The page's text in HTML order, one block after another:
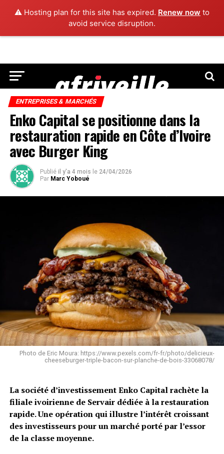
⚠️ Hosting plan for this site has expired. Renew now to
avoid service disruption.
ENTREPRISES & MARCHÉS
Enko Capital se positionne dans la
restauration rapide en Côte d’Ivoire
avec Burger King
Publié il y'a 4 mois le 24/04/2026
Par Marc Yoboué
Photo de Eric Moura: https://www.pexels.com/fr-fr/photo/delicieux-
cheeseburger-triple-bacon-sur-planche-de-bois-33068078/
La société d’investissement Enko Capital rachète la
filiale ivoirienne de Servair dédiée à la restauration
rapide. Une opération qui illustre l’intérêt croissant
des investisseurs pour un marché porté par l’essor
de la classe moyenne.